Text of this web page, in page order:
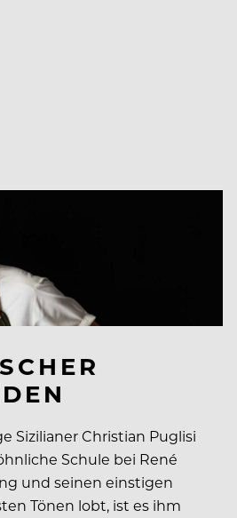
Sizilianer Christian Puglisi
Schule bei René
und seinen einstigen
Tönen lobt, ist es ihm